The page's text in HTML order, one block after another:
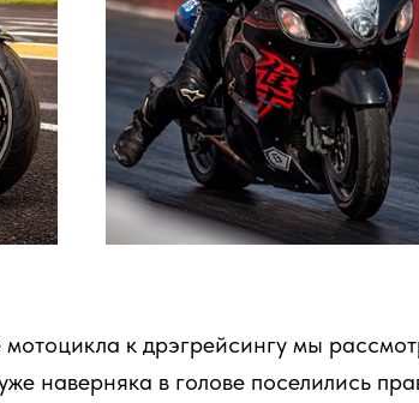
мотоцикла к дрэгрейсингу мы
наверняка в голове поселились